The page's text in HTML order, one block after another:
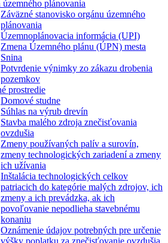
územného plánovania
Záväzné stanovisko orgánu územného
plánovania
Územnoplánovacia informácia (UPI)
Zmena Územného plánu (ÚPN) mesta
Snina
Potvrdenie výnimky zo zákazu drobenia
pozemkov
prostredie
Domové studne
Súhlas na výrub drevín
Stavba malého zdroja znečisťovania
ovzdušia
Zmeny používaných palív a surovín,
zmeny technologických zariadení a zmeny
ich užívania
Inštalácia technologických celkov
patriacich do kategórie malých zdrojov, ich
zmeny a ich prevádzka, ak ich
povoľovanie nepodlieha stavebnému
konaniu
Oznámenie údajov potrebných pre určenie
výšky poplatku za znečisťovanie ovzdušia